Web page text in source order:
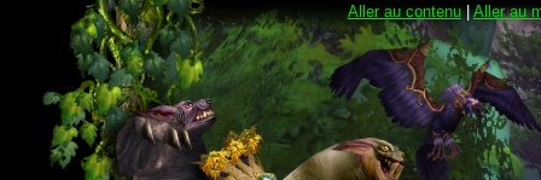
Aller au contenu|Aller au